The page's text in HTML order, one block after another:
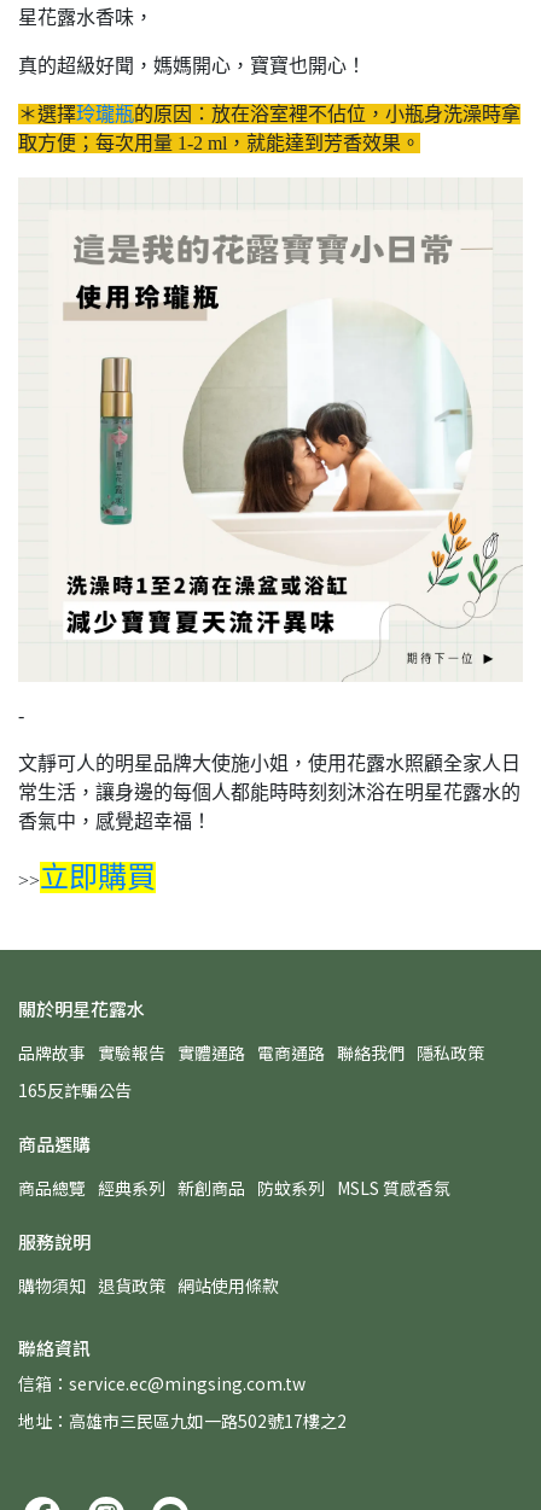
星花露水香味，
真的超級好聞，媽媽開心，寶寶也開心！
＊選擇玲瓏瓶的原因：放在浴室裡不佔位，小瓶身洗澡時拿
取方便；每次用量 1-2 ml，就能達到芳香效果。
-
文靜可人的明星品牌大使施小姐，使用花露水照顧全家人日
常生活，讓身邊的每個人都能時時刻刻沐浴在明星花露水的
香氣中，感覺超幸福！
>>立即購買
關於明星花露水
品牌故事 實驗報告 實體通路 電商通路 聯絡我們 隱私政策
165反詐騙公告
商品選購
商品總覽 經典系列 新創商品 防蚊系列 MSLS 質感香氛
服務說明
購物須知 退貨政策 網站使用條款
聯絡資訊
信箱：service.ec@mingsing.com.tw
地址：高雄市三民區九如一路502號17樓之2